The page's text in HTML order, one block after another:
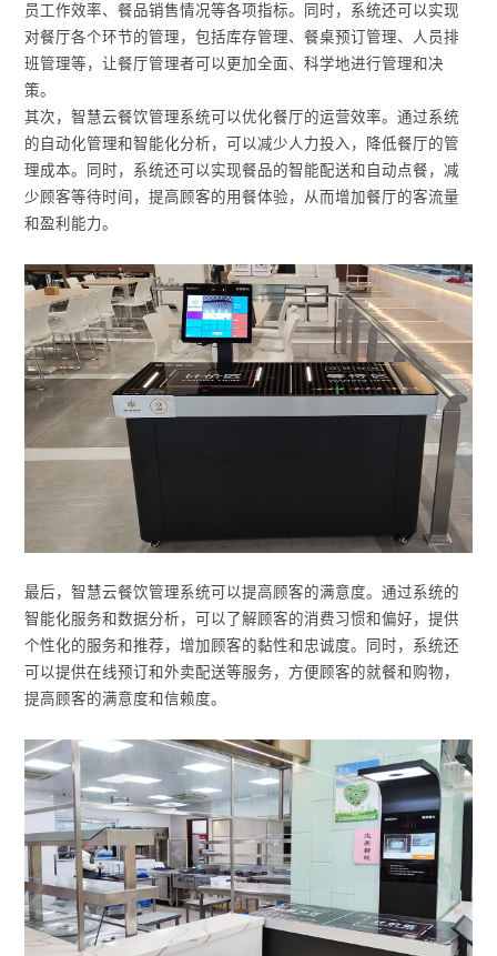
员工作效率、餐品销售情况等各项指标。同时，系统还可以实现
对餐厅各个环节的管理，包括库存管理、餐桌预订管理、人员排
班管理等，让餐厅管理者可以更加全面、科学地进行管理和决
策。
其次，智慧云餐饮管理系统可以优化餐厅的运营效率。通过系统
的自动化管理和智能化分析，可以减少人力投入，降低餐厅的管
理成本。同时，系统还可以实现餐品的智能配送和自动点餐，减
少顾客等待时间，提高顾客的用餐体验，从而增加餐厅的客流量
和盈利能力。
最后，智慧云餐饮管理系统可以提高顾客的满意度。通过系统的
智能化服务和数据分析，可以了解顾客的消费习惯和偏好，提供
个性化的服务和推荐，增加顾客的黏性和忠诚度。同时，系统还
可以提供在线预订和外卖配送等服务，方便顾客的就餐和购物，
提高顾客的满意度和信赖度。